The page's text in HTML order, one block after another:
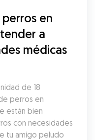
en
a
médicas
de 18
perros en
están bien
con necesidades
tu amigo peludo